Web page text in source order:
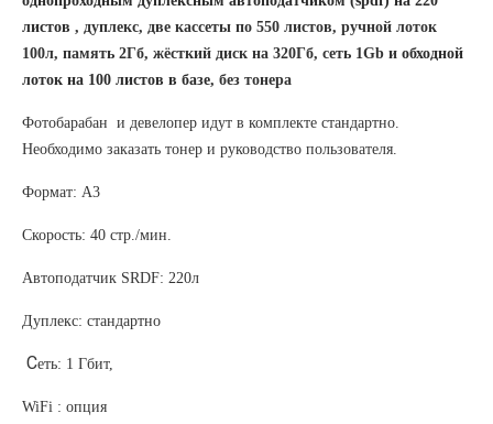
листов , дуплекс, две кассеты по 550 листов, ручной лоток
100л, память 2Гб, жёсткий диск на 320Гб, сеть 1Gb и обходной
лоток на 100 листов в базе, без тонера
Фотобарабан и девелопер идут в комплекте стандартно.
Необходимо заказать тонер и руководство пользователя.
Формат: А3
Скорость: 40 стр./мин.
Автоподатчик SRDF: 220л
Дуплекс: стандартно
Сеть: 1 Гбит,
WiFi : опция